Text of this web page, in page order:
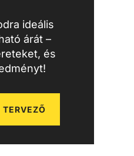
ideális
árát –
és
TERVEZŐ